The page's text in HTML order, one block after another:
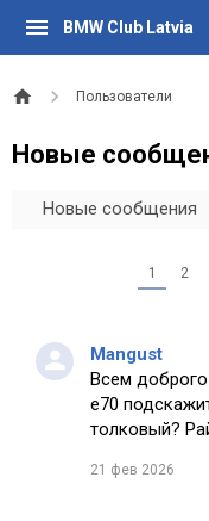
BMW Club Latvia
Пользователи
Новые
Новые сообщения
1 2
Mangust
Всем доброго
е70
толковый?
21 фев 2026